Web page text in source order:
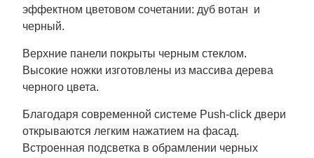
эффектном цветовом сочетании: дуб вотан и
черный.
Верхние панели покрыты черным стеклом.
Высокие ножки изготовлены из массива дерева
черного цвета.
Благодаря современной системе Push-click двери
открываются легким нажатием на фасад.
Встроенная подсветка в обрамлении черных